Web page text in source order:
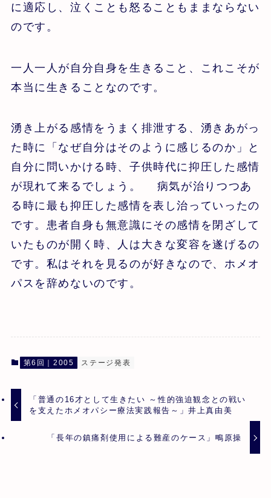
に適応し、泣くことも怒ることもままならない
のです。
一人一人が自分自身を生きること、これこそが
本当に生きることなのです。
湧き上がる感情をうまく排泄する、湧きあがっ
た時に「なぜ自分はそのように感じるのか」と
自分に問いかける時、子供時代に抑圧した感情
が現れて来るでしょう。 病気が治りつつあ
る時に最も抑圧した感情を表し治っていったの
です。患者自身も無意識にその感情を閉ざして
いたものが開く時、人は大きな変容を遂げるの
です。私はそれを見るのが好きなので、ホメオ
パスを辞めないのです。
第6回｜2005 ステージ発表
「普通の16才として生きたい ～性的強迫観念との戦い
を支えたホメオパシー療法実践報告～」井上真由美
「長年の鎮痛剤使用による難産のケース」鴫原操